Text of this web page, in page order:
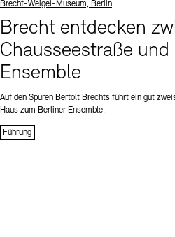
Standort
Brecht-Weigel-Museum, Berlin
Brecht entdecken
Chausseestraße
Ensemble
Auf den Spuren Bertolt Brechts führt ein gut
Haus zum Berliner Ensemble.
Führung